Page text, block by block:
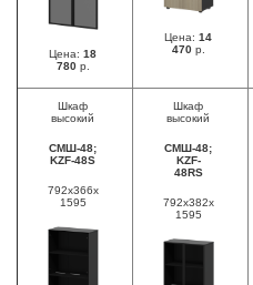
Цена: 18
780р.
Цена: 14
470р.
Шкаф
высокий
СМШ-48;
KZF-48S
792х366х
1595
Шкаф
высокий
СМШ-48;
KZF-
48RS
792х382х
1595